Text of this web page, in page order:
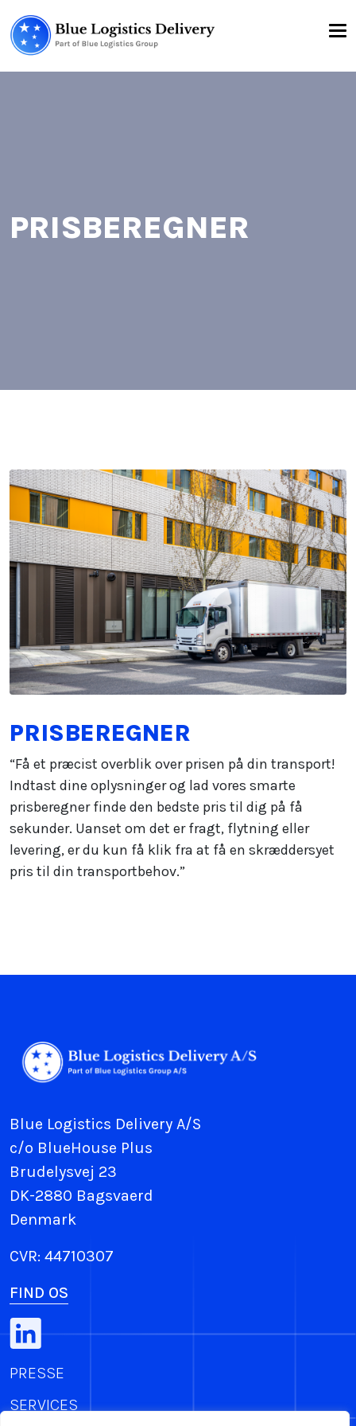
PRISBEREGNER
PRISBEREGNER
“Få et præcist overblik over prisen på din transport!
Indtast dine oplysninger og lad vores smarte
prisberegner finde den bedste pris til dig på få
sekunder. Uanset om det er fragt, flytning eller
levering, er du kun få klik fra at få en skræddersyet
pris til din transportbehov.”
Blue Logistics Delivery A/S
c/o BlueHouse Plus
Brudelysvej 23
DK-2880 Bagsvaerd
Denmark
CVR: 44710307
FIND OS
PRESSE
SERVICES